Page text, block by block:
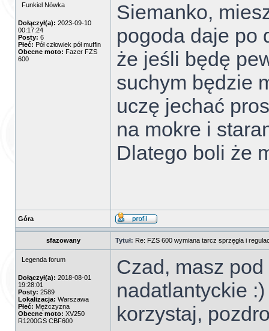
Funkiel Nówka
Dołączył(a): 2023-09-10
00:17:24
Posty: 6
Płeć: Pół człowiek pół muffin
Obecne moto: Fazer FZS
600
Siemanko,
pogoda daje po
że jeśli będę
suchym będzie
uczę jechać
na mokre i
Dlatego boli że
Góra
sfazowany Tytuł: Re: FZS 600 wymiana tarcz sprzęgła i
Legenda forum
Dołączył(a): 2018-08-01
19:28:01
Posty: 2589
Lokalizacja: Warszawa
Płeć: Mężczyzna
Obecne moto: XV250
R1200GS CBF600
Czad, masz
nadatlantyckie
korzystaj,